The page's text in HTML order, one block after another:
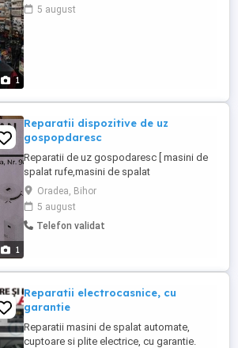
1
5 august
1
Reparatii dispozitive de uz
gospopdaresc
Reparatii de uz gospodaresc [ masini de
spalat rufe,masini de spalat
vase,cuptoare electrice ]
Oradea, Bihor
5 august
Telefon validat
Reparatii electrocasnice, cu
garantie
Reparatii masini de spalat automate,
cuptoare si plite electrice, cu garantie.